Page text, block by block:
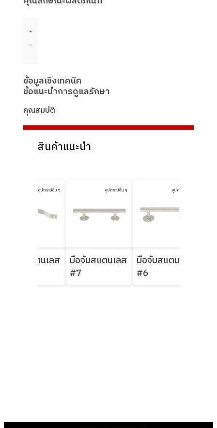
-
-
ข้อมูลเชิงเทคนิค
ข้อแนะนำการดูแลรักษา
คุณสมบัติ
สินค้าแนะนำ
อุปกรณ์อื่น ๆ
มือจับสแตนเลส
อุปกรณ์อื่น ๆ
มือจับสแตนเลส
#7
อุปกรณ์อื่น ๆ
มือจับสแตนเลส
#6